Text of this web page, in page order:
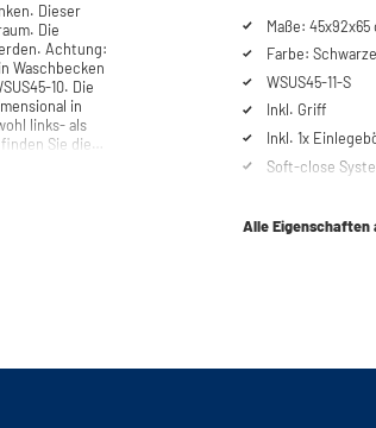
Dieser
Die
Waschbecken
10. Die
in
links- als
Maße: 45x92x65
Farbe:
WSUS45-11-S
Inkl. Griff
Inkl. 1x
Soft-close
Alle Eigenschaften